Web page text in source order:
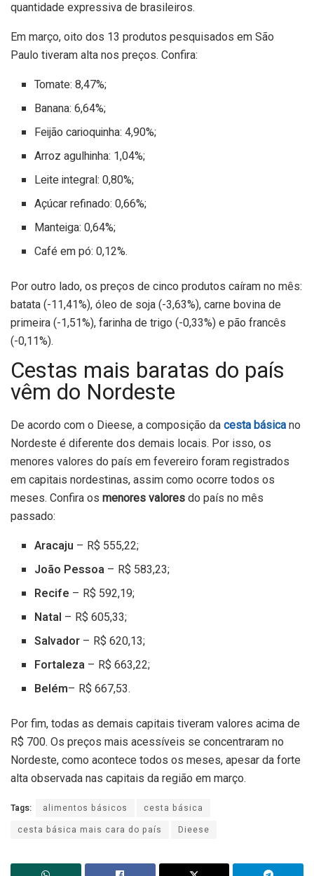
quantidade expressiva de brasileiros.
Em março, oito dos 13 produtos pesquisados em São
Paulo tiveram alta nos preços. Confira:
Tomate: 8,47%;
Banana: 6,64%;
Feijão carioquinha: 4,90%;
Arroz agulhinha: 1,04%;
Leite integral: 0,80%;
Açúcar refinado: 0,66%;
Manteiga: 0,64%;
Café em pó: 0,12%.
Por outro lado, os preços de cinco produtos caíram no mês:
batata (-11,41%), óleo de soja (-3,63%), carne bovina de
primeira (-1,51%), farinha de trigo (-0,33%) e pão francês
(-0,11%).
Cestas mais baratas do país
vêm do Nordeste
De acordo com o Dieese, a composição da cesta básica no
Nordeste é diferente dos demais locais. Por isso, os
menores valores do país em fevereiro foram registrados
em capitais nordestinas, assim como ocorre todos os
meses. Confira os menores valores do país no mês
passado:
Aracaju – R$ 555,22;
João Pessoa – R$ 583,23;
Recife – R$ 592,19;
Natal – R$ 605,33;
Salvador – R$ 620,13;
Fortaleza – R$ 663,22;
Belém– R$ 667,53.
Por fim, todas as demais capitais tiveram valores acima de
R$ 700. Os preços mais acessíveis se concentraram no
Nordeste, como acontece todos os meses, apesar da forte
alta observada nas capitais da região em março.
Tags: alimentos básicos
cesta básica
cesta básica mais cara do país
Dieese